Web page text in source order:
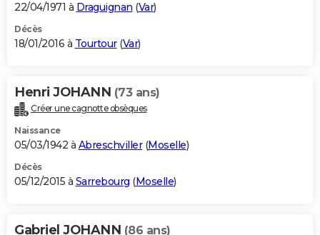
22/04/1971 à Draguignan (Var)
Décès
18/01/2016 à Tourtour(Var)
Henri JOHANN (73 ans)
Créer une cagnotte obsèques
Naissance
05/03/1942 à Abreschviller(Moselle)
Décès
05/12/2015 à Sarrebourg (Moselle)
Gabriel JOHANN (86 ans)